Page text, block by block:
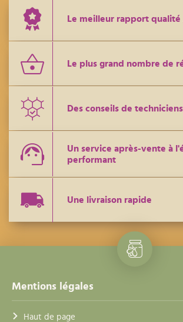
Le meilleur rapport
Le plus grand nombre de
Des conseils de techniciens
Un service après-vente à
performant
Une livraison rapide
Mentions légales
Haut de page